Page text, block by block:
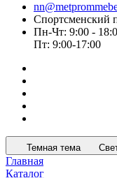
Спортсменский
Пн-Чт: 9:00 -
Пт: 9:00-17:00
Темная тема
Главная
Каталог